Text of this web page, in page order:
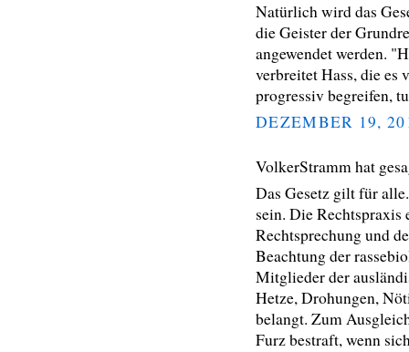
Natürlich wird das
die Geister der
angewendet werden.
verbreitet Hass, die es
progressiv begreifen,
DEZEMBER 19,
VolkerStramm hat
Das Gesetz gilt für
sein. Die Rechtspraxis
Rechtsprechung und
Beachtung der
Mitglieder der
Hetze, Drohungen,
belangt. Zum
Furz bestraft, wenn